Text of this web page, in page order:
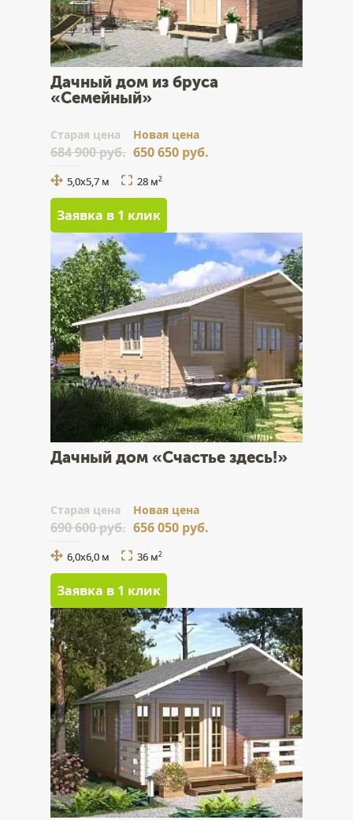
Дачный дом из бруса
«Семейный»
Cтарая цена
684 900 руб.
Новая цена
650 650 руб.
5,0х5,7 м 28 м2
Заявка в 1 клик
Дачный дом «Счастье здесь!»
Cтарая цена
690 600 руб.
Новая цена
656 050 руб.
6,0x6,0 м 36 м2
Заявка в 1 клик